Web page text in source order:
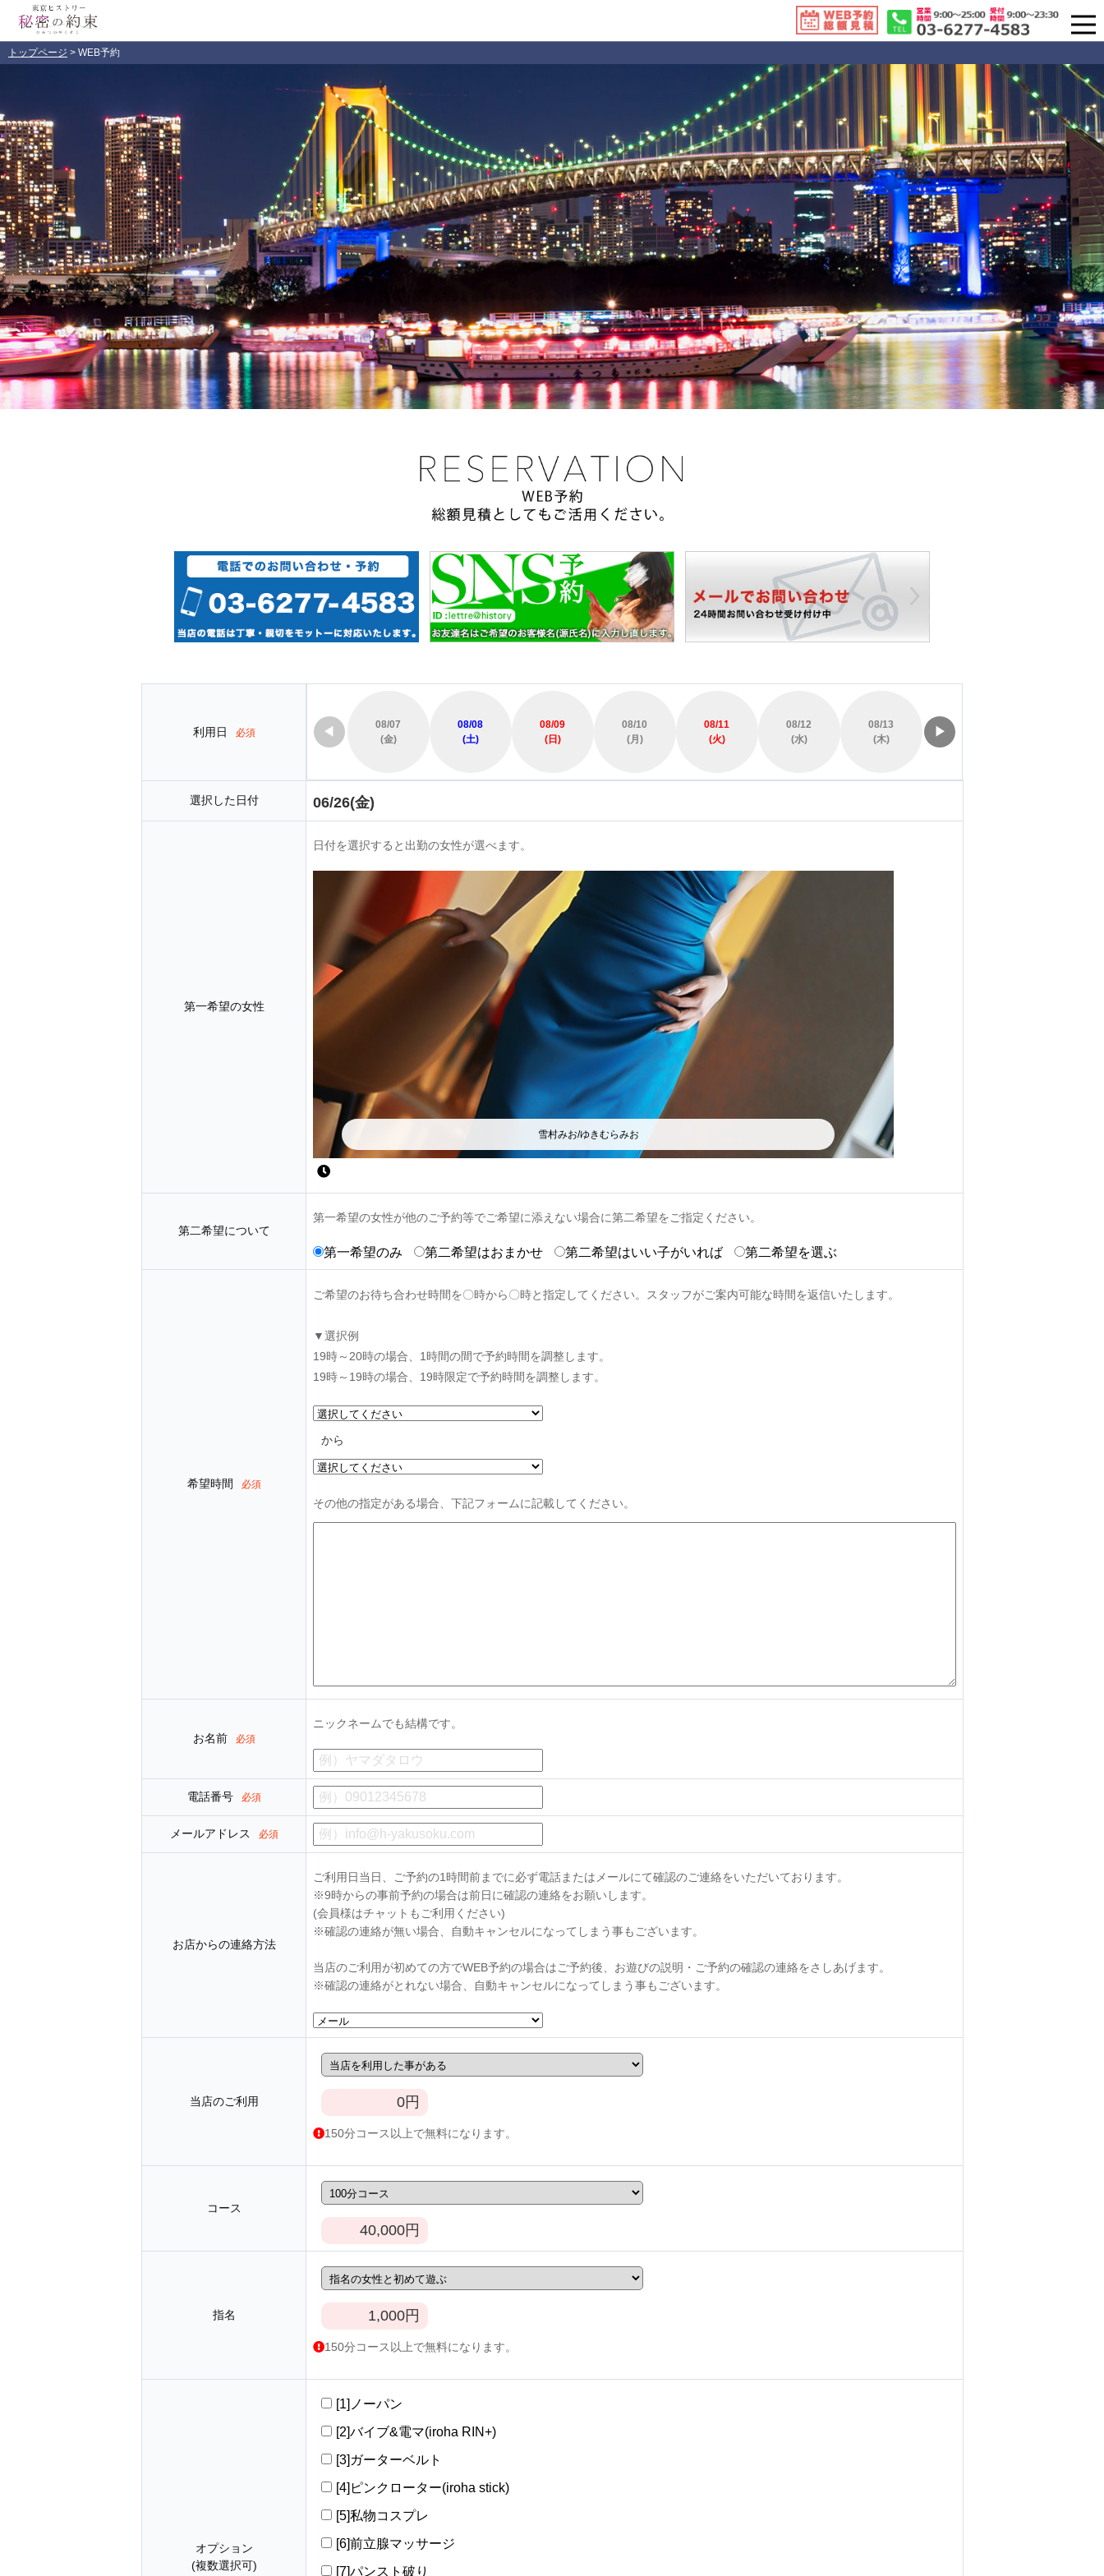
トップページ > WEB予約
利用日 必須 ◀
08/07
(金)
08/08
(土)
08/09
(日)
08/10
(月)
08/11
(火)
08/12
(水)
08/13
(木)
08/14
(金)
▶
選択した日付 06/26(金)
第一希望の女性
日付を選択すると出勤の女性が選べます。
雪村みお/ゆきむらみお
第二希望について
第一希望の女性が他のご予約等でご希望に添えない場合に第二希望をご指定ください。
第一希望のみ 第二希望はおまかせ 第二希望はいい子がいれば 第二希望を選ぶ
希望時間 必須
ご希望のお待ち合わせ時間を〇時から〇時と指定してください。スタッフがご案内可能な時間を返信いたします。
▼選択例
19時～20時の場合、1時間の間で予約時間を調整します。
19時～19時の場合、19時限定で予約時間を調整します。
から
その他の指定がある場合、下記フォームに記載してください。
お名前 必須
ニックネームでも結構です。
電話番号 必須
メールアドレス 必須
お店からの連絡方法
ご利用日当日、ご予約の1時間前までに必ず電話またはメールにて確認のご連絡をいただいております。
※9時からの事前予約の場合は前日に確認の連絡をお願いします。
(会員様はチャットもご利用ください)
※確認の連絡が無い場合、自動キャンセルになってしまう事もございます。
当店のご利用が初めての方でWEB予約の場合はご予約後、お遊びの説明・ご予約の確認の連絡をさしあげます。
※確認の連絡がとれない場合、自動キャンセルになってしまう事もございます。
当店のご利用 0円
150分コース以上で無料になります。
コース
40,000円
指名 1,000円
150分コース以上で無料になります。
オプション
(複数選択可)
[1]ノーパン
[2]バイブ&電マ(iroha RIN+)
[3]ガーターベルト
[4]ピンクローター(iroha stick)
[5]私物コスプレ
[6]前立腺マッサージ
[7]パンスト破り